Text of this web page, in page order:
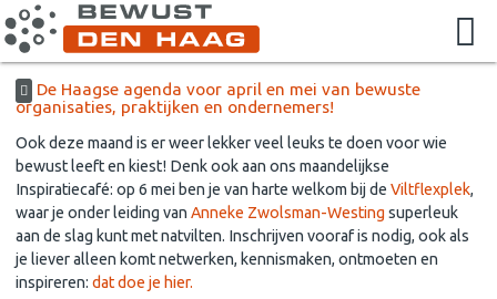
De Haagse agenda voor april en mei van bewuste
organisaties, praktijken en ondernemers!
Ook deze maand is er weer lekker veel leuks te doen voor wie
bewust leeft en kiest! Denk ook aan ons maandelijkse
Inspiratiecafé: op 6 mei ben je van harte welkom bij de Viltflexplek,
waar je onder leiding van Anneke Zwolsman-Westing superleuk
aan de slag kunt met natvilten. Inschrijven vooraf is nodig, ook als
je liever alleen komt netwerken, kennismaken, ontmoeten en
inspireren: dat doe je hier.